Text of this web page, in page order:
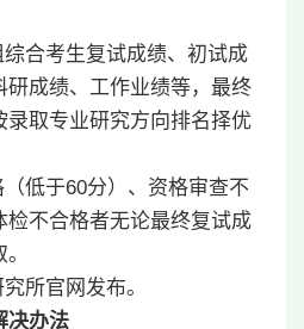
合考生复试成绩、初试成
成绩、工作业绩等，最终
取专业研究方向排名择优
低于60分）、资格审查不
检不合格者无论最终复试成
所官网发布。
决办法